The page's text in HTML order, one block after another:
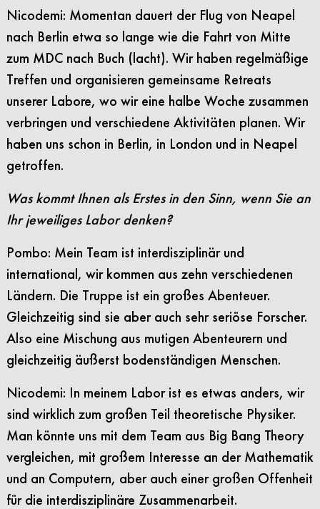
Nicodemi: Momentan dauert der Flug von Neapel
nach Berlin etwa so lange wie die Fahrt von Mitte
zum MDC nach Buch (lacht). Wir haben regelmäßige
Treffen und organisieren gemeinsame Retreats
unserer Labore, wo wir eine halbe Woche zusammen
verbringen und verschiedene Aktivitäten planen. Wir
haben uns schon in Berlin, in London und in Neapel
getroffen.
Was kommt Ihnen als Erstes in den Sinn, wenn Sie an
Ihr jeweiliges Labor denken?
Pombo: Mein Team ist interdisziplinär und
international, wir kommen aus zehn verschiedenen
Ländern. Die Truppe ist ein großes Abenteuer.
Gleichzeitig sind sie aber auch sehr seriöse Forscher.
Also eine Mischung aus mutigen Abenteurern und
gleichzeitig äußerst bodenständigen Menschen.
Nicodemi: In meinem Labor ist es etwas anders, wir
sind wirklich zum großen Teil theoretische Physiker.
Man könnte uns mit dem Team aus Big Bang Theory
vergleichen, mit großem Interesse an der Mathematik
und an Computern, aber auch einer großen Offenheit
für die interdisziplinäre Zusammenarbeit.